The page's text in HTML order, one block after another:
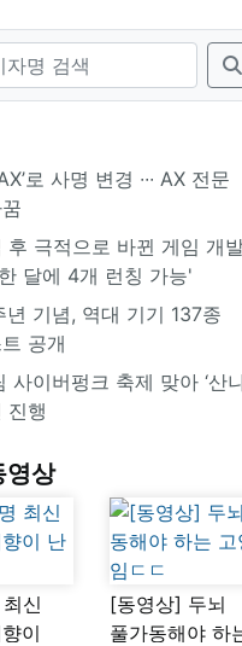
로 사명 변경 ∙∙∙ AX 전문
후 극적으로 바뀐 게임 개
달에 4개 런칭 가능'
기념, 역대 기기 137종
공개
사이버펑크 축제 맞아 ‘산
진행
영상
신
이
[동영상] 두뇌
풀가동해야 하